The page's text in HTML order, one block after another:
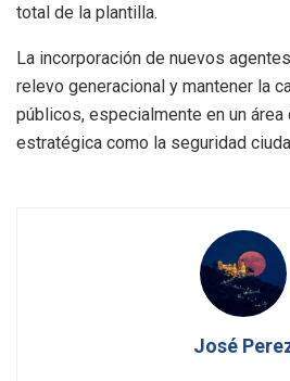
total de la plantilla.
La incorporación de nuevos
relevo generacional y mantener la
públicos, especialmente en un área
estratégica como la seguridad
José